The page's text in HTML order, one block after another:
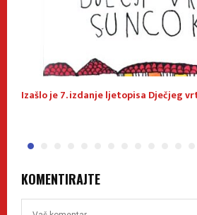
Izašlo je 7. izdanje ljetopisa Dječjeg
KOMENTIRAJTE